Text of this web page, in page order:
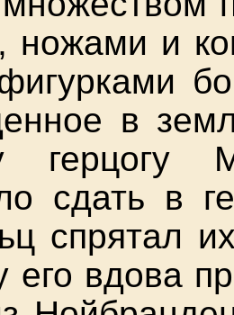
ножами и
в
герцогу
сдать в
спрятал
его вдова